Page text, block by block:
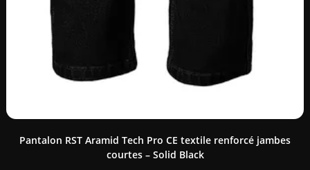
Pantalon RST Aramid Tech Pro CE textile renforcé jambes
courtes – Solid Black